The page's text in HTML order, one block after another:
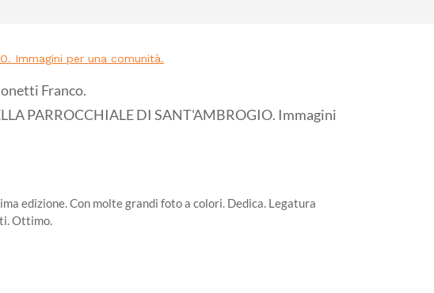
Immagini per una comunità.
Franco.
PARROCCHIALE DI SANT'AMBROGIO. Immagini
edizione. Con molte grandi foto a colori. Dedica. Legatura
Ottimo.